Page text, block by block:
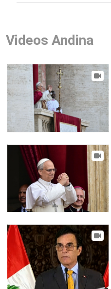
Videos Andina